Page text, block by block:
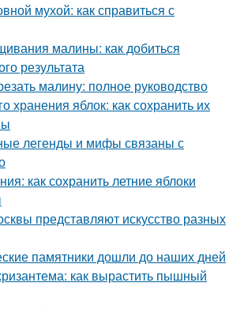
мухой: как справиться с
малины: как добиться
результата
малину: полное руководство
хранения яблок: как сохранить их
легенды и мифы связаны с
как сохранить летние яблоки
представляют искусство разных
памятники дошли до наших дней
как вырастить пышный